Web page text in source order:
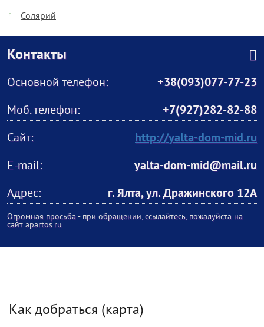
Солярий
Контакты
Основной телефон:
+38(093)077-77-23
Моб. телефон:
+7(927)282-82-88
Сайт:
http://yalta-dom-mid.ru
Е-mail:
yalta-dom-mid@mail.ru
Адрес:
г. Ялта, ул. Дражинского 12А
Огромная просьба - при обращении, ссылайтесь, пожалуйста на
сайт apartos.ru
Как добраться (карта)